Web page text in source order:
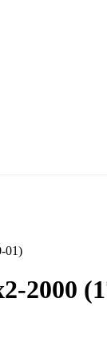
01)